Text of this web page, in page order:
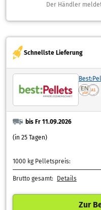
Der Händler
Schnellste Lieferung
bis Fr 11.09.2026
(in 25 Tagen)
1000 kg Pelletspreis:
Brutto gesamt: Details
Zur